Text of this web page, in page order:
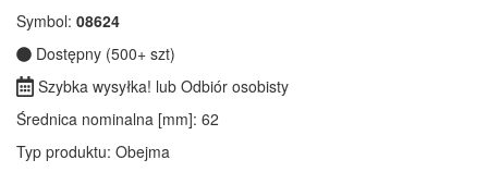
Symbol: 08624
Dostępny (500+ szt)
Szybka wysyłka! lub Odbiór osobisty
Średnica nominalna [mm]: 62
Typ produktu: Obejma